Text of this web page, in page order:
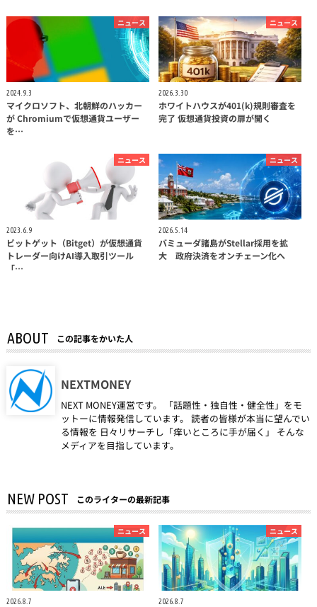
ニュース
2024.9.3
マイクロソフト、北朝鮮のハッカー
が Chromiumで仮想通貨ユーザー
を…
ニュース
2026.3.30
ホワイトハウスが401(k)規則審査を
完了 仮想通貨投資の扉が開く
ニュース
2023.6.9
ビットゲット（Bitget）が仮想通貨
トレーダー向けAI導入取引ツール
「…
ニュース
2026.5.14
バミューダ諸島がStellar採用を拡
大 政府決済をオンチェーン化へ
ABOUT この記事をかいた人
NEXTMONEY
NEXT MONEY運営です。 「話題性・独自性・健全性」をモ
ットーに情報発信しています。 読者の皆様が本当に望んでい
る情報を 日々リサーチし「痒いところに手が届く」 そんな
メディアを目指しています。
NEW POST このライターの最新記事
ニュース
2026.8.7
ニュース
2026.8.7